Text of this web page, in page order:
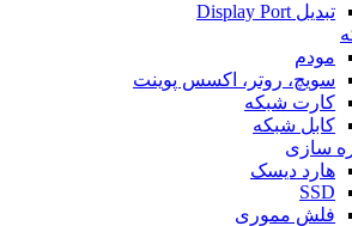
تبدیل Display Port
مودم
سویچ، روتر، اکسس پوینت
کارت شبکه
کابل شبکه
سازی
هارد دیسک
SSD
فلش مموری